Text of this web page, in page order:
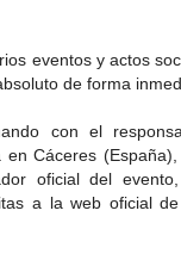
eventos y actos
de forma
con el
Cáceres
oficial del
a la web oficial